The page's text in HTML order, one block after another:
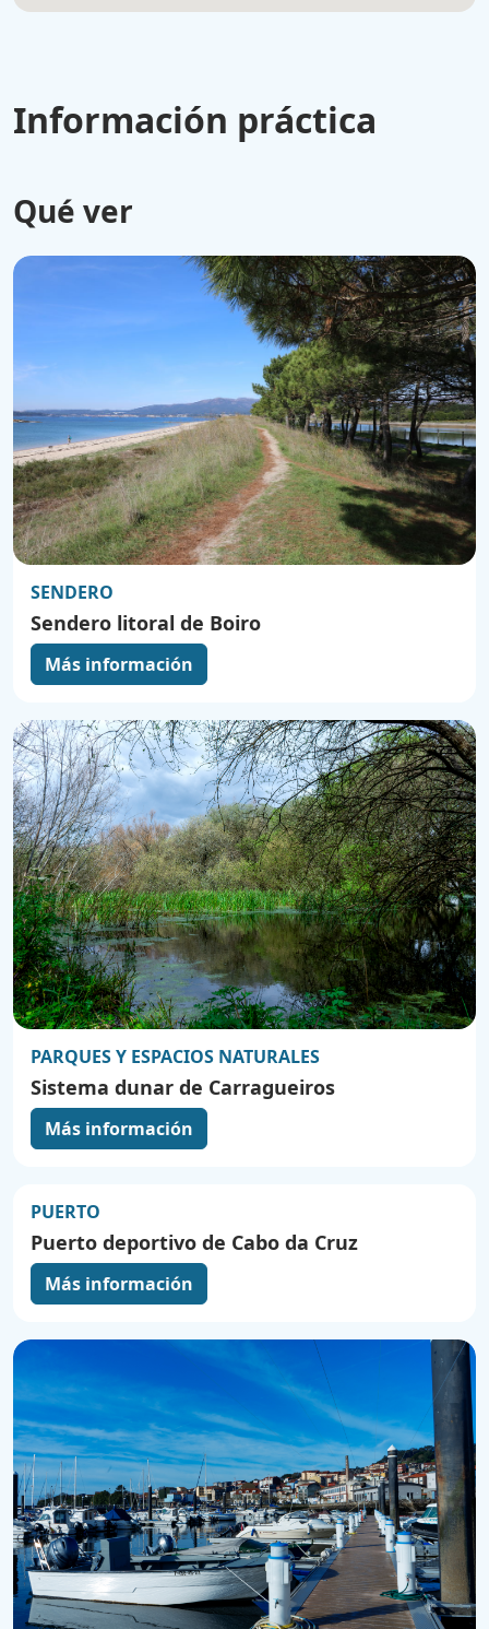
Información práctica
Qué ver
SENDERO
Sendero litoral de Boiro
Más información
PARQUES Y ESPACIOS NATURALES
Sistema dunar de Carragueiros
Más información
PUERTO
Puerto deportivo de Cabo da Cruz
Más información